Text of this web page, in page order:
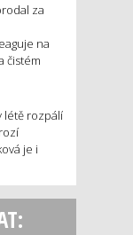
za
na
čistém
létě rozpálí
je i